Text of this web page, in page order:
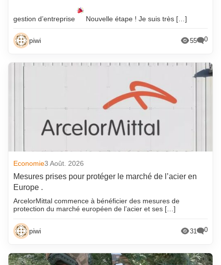
gestion d’entreprise Nouvelle étape ! Je suis très […]
piwi 55 0
Economie3 Août. 2026
Mesures prises pour protéger le marché de l’acier en
Europe .
ArcelorMittal commence à bénéficier des mesures de
protection du marché européen de l’acier et ses […]
piwi 31 0